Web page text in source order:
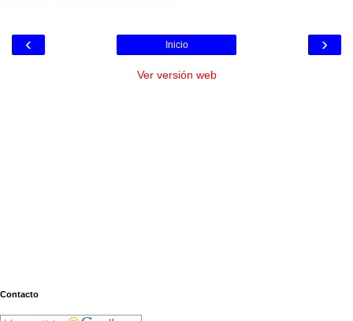
‹ ›
Inicio
Ver versión web
Contacto